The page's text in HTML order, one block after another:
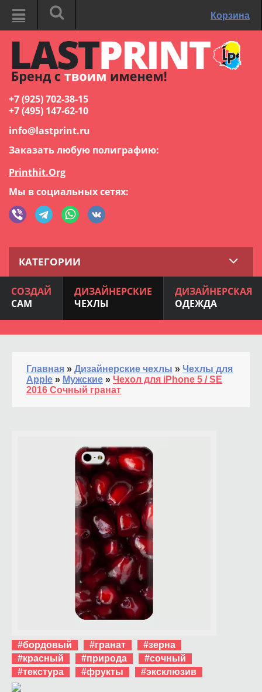
Корзина
+7 (925) 702-38-15
+7 (495) 147-62-10
info@lastprint.ru
Заказать любую полиграфию:
Printhit.Org
Мы в социальных сетях:
КАТЕГОРИИ
СОЗДАЙ
САМ
ДИЗАЙНЕРСКИЕ
ЧЕХЛЫ
ДИЗАЙНЕРСКАЯ
ОДЕЖДА
Главная » Дизайнерские чехлы » Чехлы для
Apple » Мужские » Чехол для iPhone 5 / SE
2016 Сочный гранат
#бордовый #гранат
#зерна
#красный
#природа
#сочный
#текстура
#фрукты #эксклюзив